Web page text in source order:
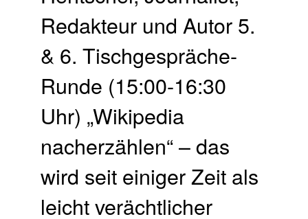
Redakteur und Autor 5.
& 6. Tischgespräche-
Runde (15:00-16:30
Uhr) „Wikipedia
nacherzählen“ – das
wird seit einiger Zeit als
leicht verächtlicher